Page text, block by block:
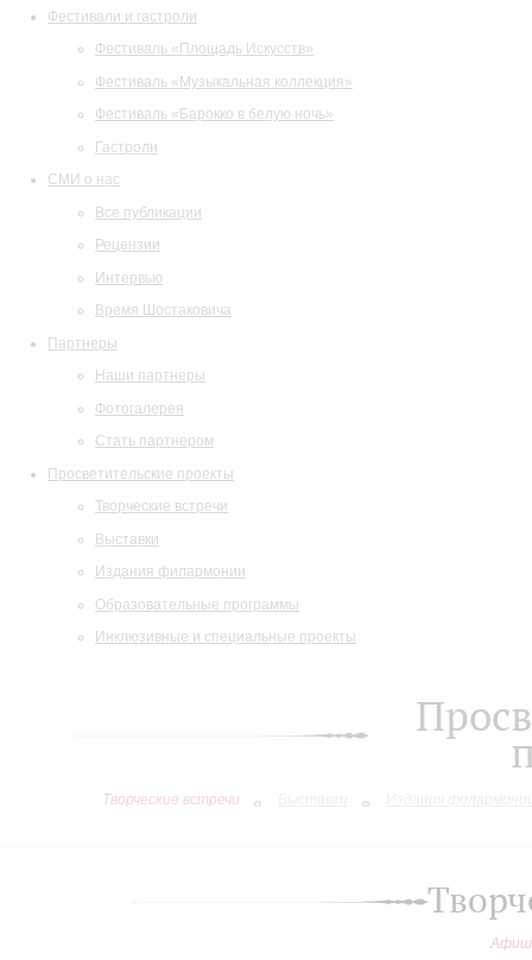
Фестивали и гастроли
Фестиваль «Площадь Искусств»
Фестиваль «Музыкальная коллекция»
Фестиваль «Барокко в белую ночь»
Гастроли
СМИ о нас
Все публикации
Рецензии
Интервью
Время Шостаковича
Партнеры
Наши партнеры
Фотогалерея
Стать партнером
Просветительские проекты
Творческие встречи
Выставки
Издания филармонии
Образовательные программы
Инклюзивные и специальные проекты
Творческие встречи